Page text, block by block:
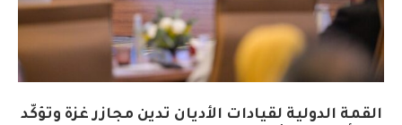
القمة الدولية لقيادات الأديان تدين مجازر غزة وتؤكّد